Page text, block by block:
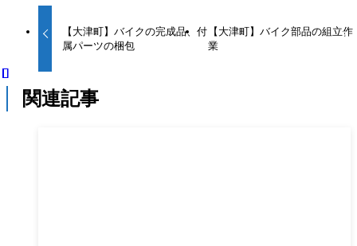
【大津町】バイクの完成品、付
属パーツの梱包
【大津町】バイク部品の組立作
業
関連記事